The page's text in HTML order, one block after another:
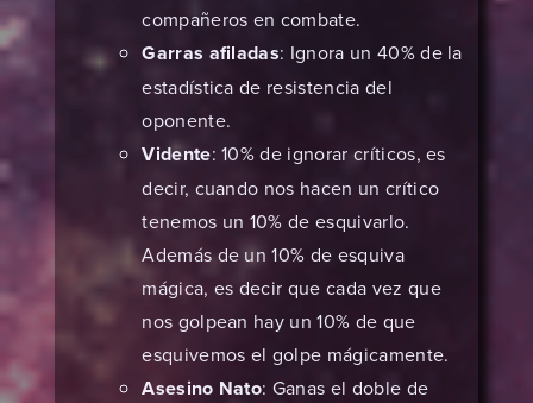
compañeros en combate.
Garras afiladas: Ignora un 40% de la
estadística de resistencia del
oponente.
Vidente: 10% de ignorar críticos, es
decir, cuando nos hacen un crítico
tenemos un 10% de esquivarlo.
Además de un 10% de esquiva
mágica, es decir que cada vez que
nos golpean hay un 10% de que
esquivemos el golpe mágicamente.
Asesino Nato: Ganas el doble de